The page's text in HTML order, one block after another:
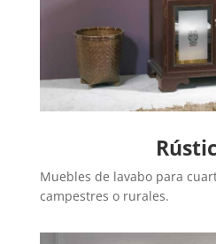
Muebles de lavabo para
campestres o rurales.